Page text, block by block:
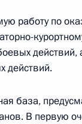
работу по
действий,
действий.
база,
В первую